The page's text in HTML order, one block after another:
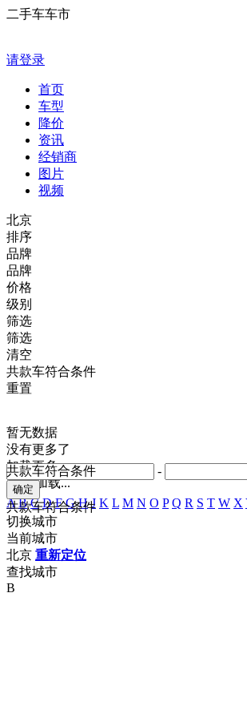
二手车车市
请登录
首页
车型
降价
资讯
经销商
图片
视频
北京
排序
品牌
品牌
价格
-
共款车符合条件
级别
共款车符合条件
筛选
筛选
清空
共款车符合条件
重置
暂无数据
没有更多了
加载更多
正在加载...
A B C D F G H J K L M N O P Q R S T W X
切换城市
当前城市
北京 重新定位
查找城市
B